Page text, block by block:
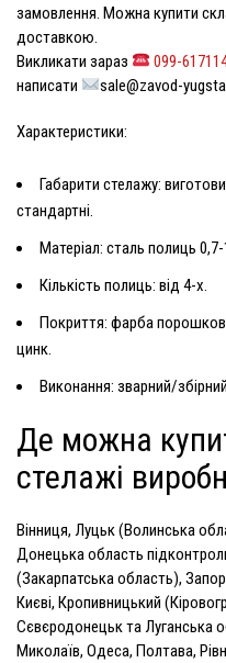
замовлення. Можна купити
доставкою.
Викликати зараз
099-
написати
sale@zavod-
Характеристики:
Габарити стелажу:
стандартні.
Матеріал: сталь полиць
Кількість полиць: від 4-х.
Покриття: фарба
цинк.
Виконання: зварний/збірний
Де можна
стелажі
Вінниця, Луцьк (Волинська
Донецька область
(Закарпатська область),
Києві, Кропивницький
Сєвєродонецьк та Луганська
Миколаїв, Одеса, Полтава,